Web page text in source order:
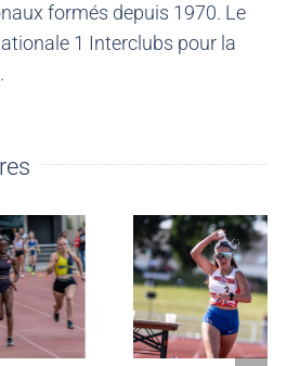
formés depuis 1970. Le
1 Interclubs pour la